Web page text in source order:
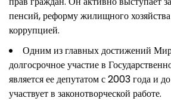
пенсий, реформу жилищного
коррупцией.
Одним из главных достижений
долгосрочное участие в
является ее депутатом с 2003 года и
участвует в законотворческой работе.